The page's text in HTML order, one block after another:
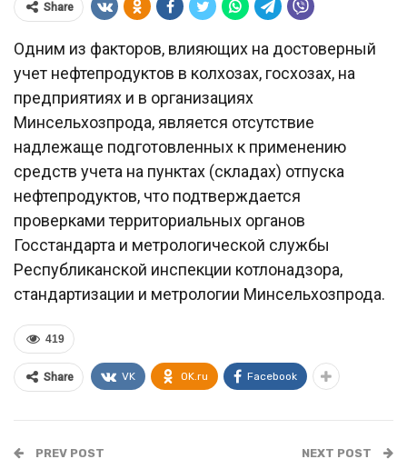
Share
Одним из факторов, влияющих на достоверный
учет нефтепродуктов в колхозах, госхозах, на
предприятиях и в организациях
Минсельхозпрода, является отсутствие
надлежаще подготовленных к применению
средств учета на пунктах (складах) отпуска
нефтепродуктов, что подтверждается
проверками территориальных органов
Госстандарта и метрологической службы
Республиканской инспекции котлонадзора,
стандартизации и метрологии Минсельхозпрода.
419
Share VK OK.ru Facebook
PREV POST NEXT POST